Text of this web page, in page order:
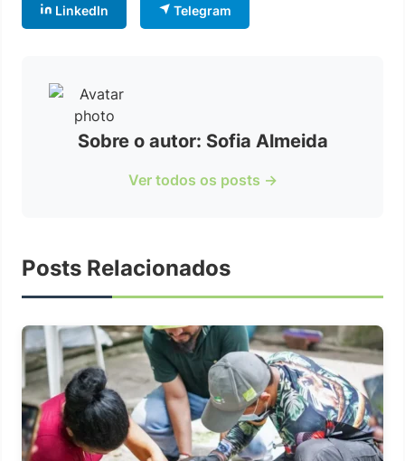
LinkedIn Telegram
Sobre o autor: Sofia Almeida
Ver todos os posts →
Posts Relacionados